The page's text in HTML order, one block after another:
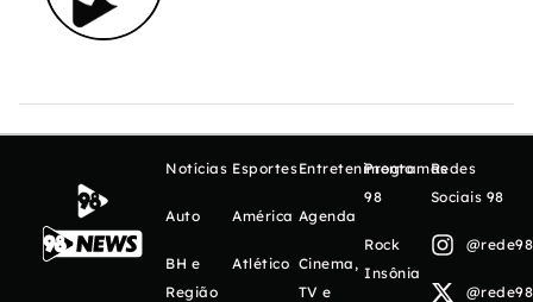
Notícias
Auto
BH e
Região
Esportes
América
Atlético
Entretenimento
Agenda
Cinema,
TV e
Programas
98
Rock
Insônia
Redes
Sociais 98